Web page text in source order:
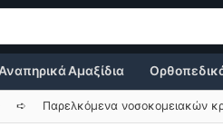
Αμαξίδια
➪ Παρελκόμενα νοσοκομειακών